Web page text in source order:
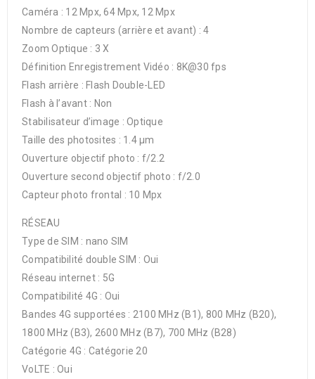
Caméra : 12 Mpx, 64 Mpx, 12 Mpx
Nombre de capteurs (arrière et avant) : 4
Zoom Optique : 3 X
Définition Enregistrement Vidéo : 8K@30 fps
Flash arrière : Flash Double-LED
Flash à l’avant : Non
Stabilisateur d’image : Optique
Taille des photosites : 1.4 µm
Ouverture objectif photo : f/2.2
Ouverture second objectif photo : f/2.0
Capteur photo frontal : 10 Mpx
RÉSEAU
Type de SIM : nano SIM
Compatibilité double SIM : Oui
Réseau internet : 5G
Compatibilité 4G : Oui
Bandes 4G supportées : 2100 MHz (B1), 800 MHz (B20),
1800 MHz (B3), 2600 MHz (B7), 700 MHz (B28)
Catégorie 4G : Catégorie 20
VoLTE : Oui